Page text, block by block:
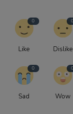
0
Like
0
Dislike
0
Sad
0
Wow